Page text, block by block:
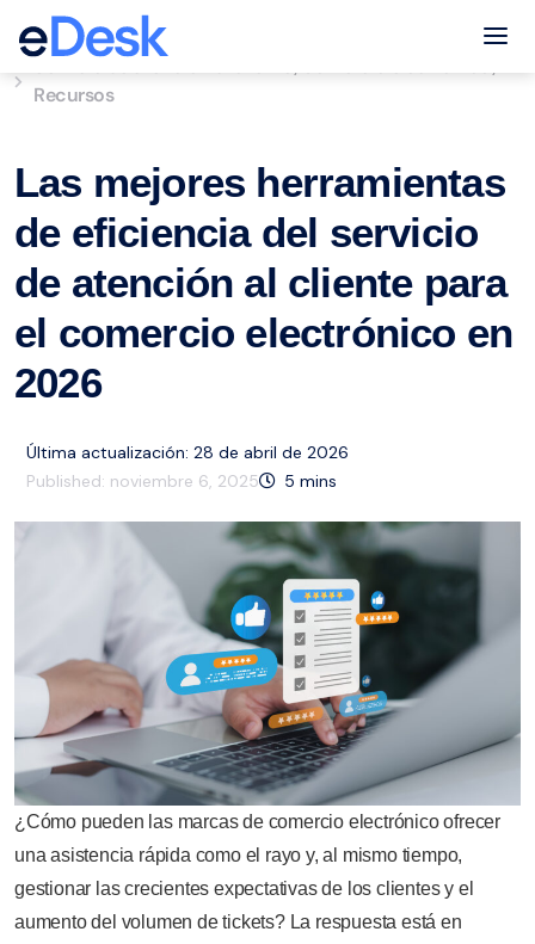
eCommerce Support Central
Recursos
Las mejores herramientas
de eficiencia del servicio
de atención al cliente para
el comercio electrónico en
2026
Última actualización: 28 de abril de 2026
Published: noviembre 6, 2025 5 mins
¿Cómo pueden las marcas de comercio electrónico ofrecer
una asistencia rápida como el rayo y, al mismo tiempo,
gestionar las crecientes expectativas de los clientes y el
aumento del volumen de tickets? La respuesta está en